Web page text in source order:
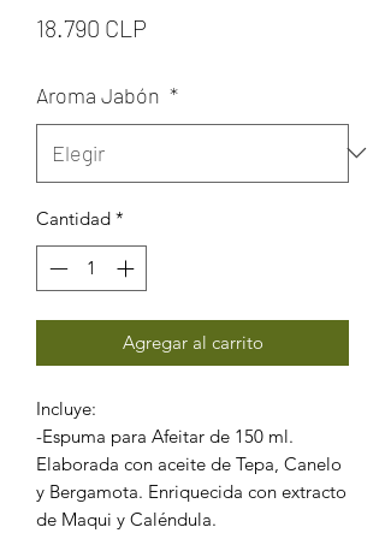
18.790 CLP
Aroma Jabón *
Cantidad *
Agregar al carrito
Incluye:
-Espuma para Afeitar de 150 ml.
Elaborada con aceite de Tepa, Canelo
y Bergamota. Enriquecida con extracto
de Maqui y Caléndula.